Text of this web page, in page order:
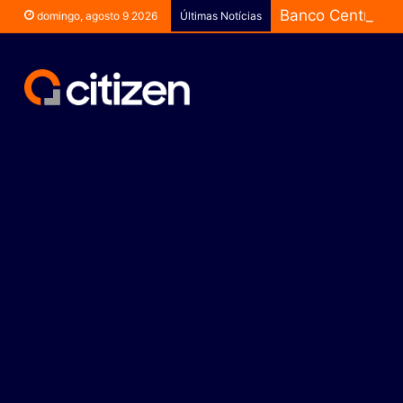
domingo, agosto 9 2026 Últimas Notícias Banco Central